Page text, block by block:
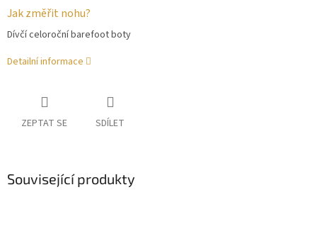
Jak změřit nohu?
Dívčí celoroční barefoot boty
Detailní informace
ZEPTAT SE SDÍLET
Související produkty